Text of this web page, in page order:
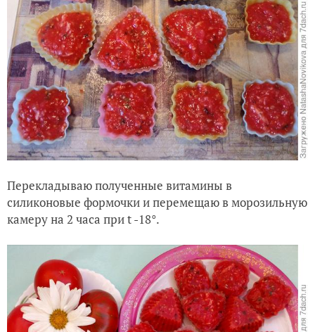
Перекладываю полученные витамины в
силиконовые формочки и перемещаю в морозильную
камеру на 2 часа при t -18°.